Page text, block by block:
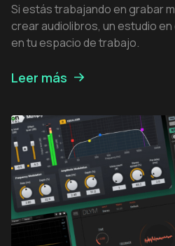
Si estás trabajando en grabar
crear audiolibros, un estudio
en tu espacio de trabajo.
Leer más